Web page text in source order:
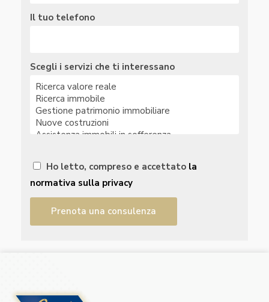
Il tuo telefono
Scegli i servizi che ti interessano
Ho letto, compreso e accettato la
normativa sulla privacy